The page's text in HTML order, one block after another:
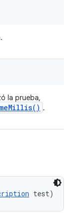
la prueba,
Millis( ) .
test)